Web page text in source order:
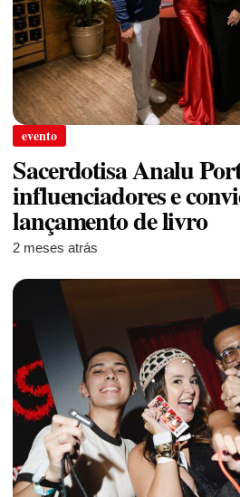
evento
Sacerdotisa Analu
influenciadores e
lançamento de livro
2 meses atrás